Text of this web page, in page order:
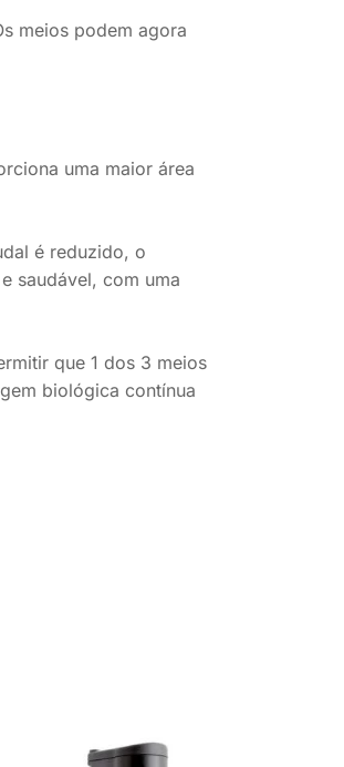
meios podem agora
uma maior área
é reduzido, o
saudável, com uma
que 1 dos 3 meios
biológica contínua